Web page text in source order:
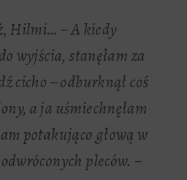
Hilmi… – A kiedy
wyjścia, stanęłam za
cicho – odburknął coś
a ja uśmiechnęłam
potakująco głową w
pleców. –